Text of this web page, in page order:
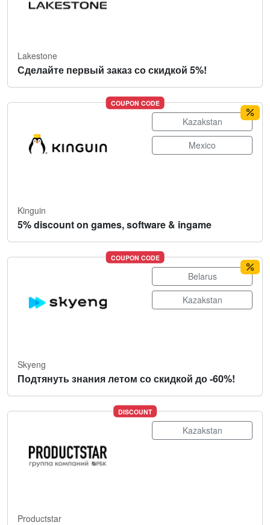
Lakestone
Сделайте первый заказ со скидкой 5%!
COUPON CODE
Kazakstan
Mexico
Kinguin
5% discount on games, software & ingame
COUPON CODE
Belarus
Kazakstan
Skyeng
Подтянуть знания летом со скидкой до -60%!
DISCOUNT
Kazakstan
Productstar